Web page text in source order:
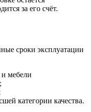
за его счёт.
сроки эксплуатации
и мебели
категории качества.